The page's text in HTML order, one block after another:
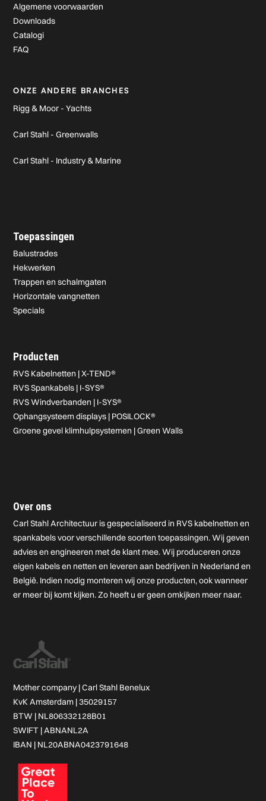
Algemene voorwaarden
Downloads
Catalogi
FAQ
ONZE ANDERE BRANCHES
Rigg & Moor - Yachts
Carl Stahl - Greenwalls
Carl Stahl - Industry & Marine
Toepassingen
Balustrades
Hekwerken
Trappen en schalmgaten
Horizontale vangnetten
Specials
Producten
RVS Kabelnetten | X-TEND®
RVS Spankabels | I-SYS®
RVS Windverbanden | I-SYS®
Ophangsysteem displays | POSILOCK®
Groene gevel klimhulpsystemen | Green Walls
Over ons
Carl Stahl Architectuur is gespecialiseerd in RVS kabelnetten en
spankabels voor verschillende soorten toepassingen. Wij geven
advies en engineeren met de klant mee. Wij produceren onze
eigen kabels en netten en leveren aan bedrijven in Nederland en
België. Indien nodig monteren wij onze producten, ook wanneer
er meer bij komt kijken. Zo heeft u er geen omkijken meer naar.
Mother company |Carl Stahl Benelux
KvK Amsterdam | 35029157
BTW | NL806332128B01
SWIFT | ABNANL2A
IBAN | NL20ABNA0423791648